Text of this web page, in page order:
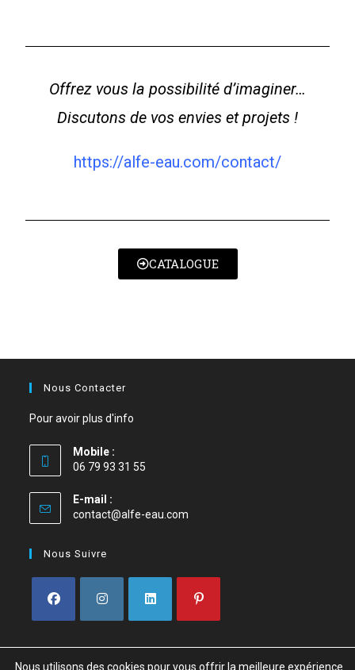
Offrez vous la possibilité d’imaginer…
Discutons de vos envies et projets !
https://alfe-eau.com/contact/
CATALOGUE
Nous Contacter
Pour avoir plus d'info
Mobile :
06 79 93 31 55
E-mail :
contact@alfe-eau.com
Nous Suivre
Nous utilisons des cookies pour vous offrir la meilleure expérience